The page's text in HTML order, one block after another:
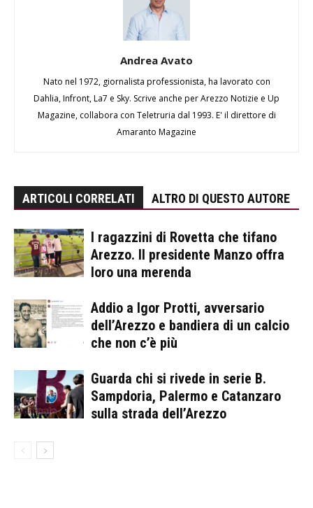
Andrea Avato
Nato nel 1972, giornalista professionista, ha lavorato con
Dahlia, Infront, La7 e Sky. Scrive anche per Arezzo Notizie e Up
Magazine, collabora con Teletruria dal 1993. E' il direttore di
Amaranto Magazine
ARTICOLI CORRELATI ALTRO DI QUESTO AUTORE
I ragazzini di Rovetta che tifano
Arezzo. Il presidente Manzo offra
loro una merenda
Addio a Igor Protti, avversario
dell’Arezzo e bandiera di un calcio
che non c’è più
Guarda chi si rivede in serie B.
Sampdoria, Palermo e Catanzaro
sulla strada dell’Arezzo